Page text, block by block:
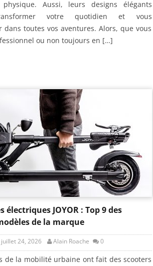
physique. Aussi, leurs designs élégants
votre quotidien et vous
dans toutes vos aventures. Alors, que vous
ou non toujours en […]
JOYOR : Top 9 des
de la marque
juillet 24, 2026 Alain Roache 0
de la mobilité urbaine ont fait des scooters